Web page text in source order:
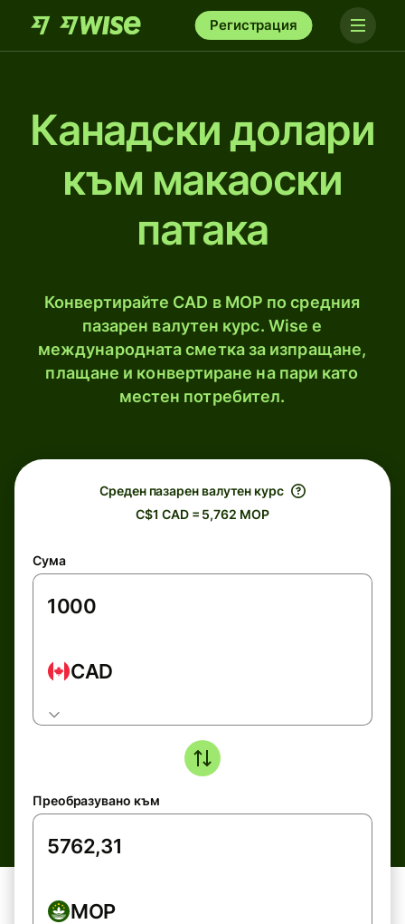
Регистрация
Канадски долари
към макаоски
патака
Конвертирайте CAD в MOP по средния
пазарен валутен курс. Wise е
международната сметка за изпращане,
плащане и конвертиране на пари като
местен потребител.
Среден пазарен валутен курс
C$1 CAD = 5,762 MOP
Сума
CAD
Преобразувано към
MOP